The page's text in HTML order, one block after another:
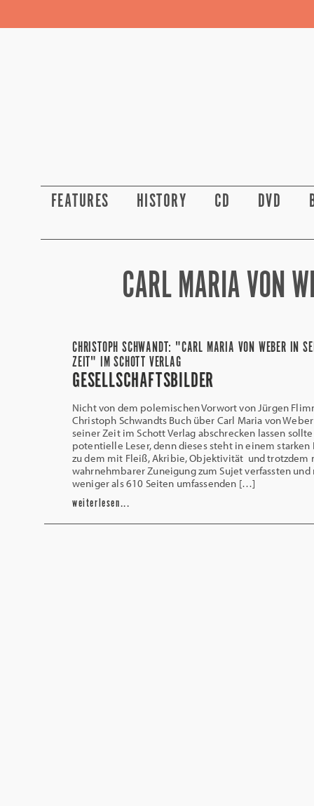
FEATURES HISTORY CD DVD
CARL MARIA VON
CHRISTOPH SCHWANDT: "CARL MARIA VON WEBER IN
ZEIT" IM SCHOTT VERLAG
GESELLSCHAFTSBILDER
Nicht von dem polemischen Vorwort von Jürgen
Christoph Schwandts Buch über Carl Maria von
seiner Zeit im Schott Verlag abschrecken lassen
potentielle Leser, denn dieses steht in einem starken
zu dem mit Fleiß, Akribie, Objektivität und trotzdem
wahrnehmbarer Zuneigung zum Sujet verfassten und
weniger als 610 Seiten umfassenden […]
weiterlesen...